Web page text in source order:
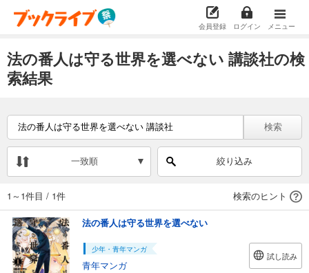
会員登録 ログイン メニュー
法の番人は守る世界を選べない 講談社の検
索結果
検索
一致順 絞り込み
1～1件目 / 1件 検索のヒント
法の番人は守る世界を選べない
少年・青年マンガ
青年マンガ
試し読み